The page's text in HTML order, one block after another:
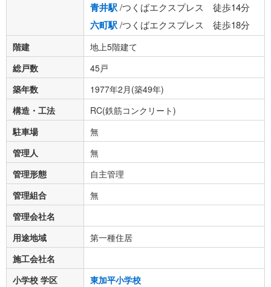
青井駅/つくばエクスプレス 徒歩14分
六町駅/つくばエクスプレス 徒歩18分
階建
地上5階建て
総戸数
45戸
築年数
1977年2月(築49年)
構造・工法
RC(鉄筋コンクリート)
駐車場
無
管理人
無
管理形態
自主管理
管理組合
無
管理会社名
用途地域
第一種住居
施工会社名
小学校 学区
東加平小学校